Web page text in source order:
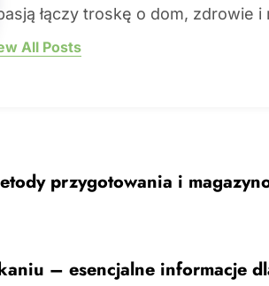
łączy troskę o dom, zdrowie i
All Posts
przygotowania i
– esencjalne informacje